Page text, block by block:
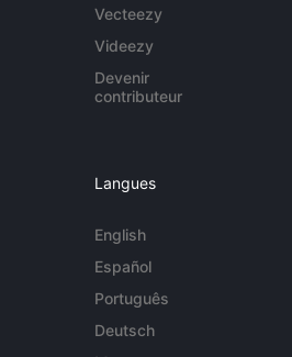
Vecteezy
Videezy
Devenir
contributeur
Langues
English
Español
Português
Deutsch